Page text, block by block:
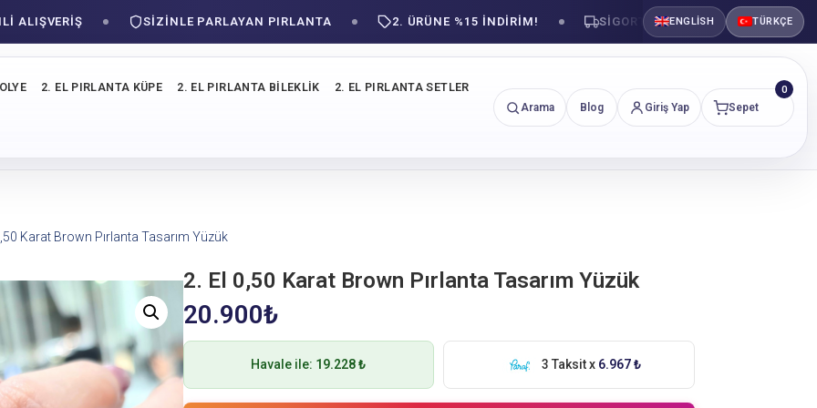
ENGLISH TÜRKÇE
SIZINLE PARLAYAN PIRLANTA 2. ÜRÜNE %15 İNDİRİM! SIGORTALI KARGO TESLIMATI
2. EL PIRLANTA KÜPE 2. EL PIRLANTA BILEKLIK 2. EL PIRLANTA SETLER
Arama Blog Giriş Yap Sepet
0
Karat Brown Pırlanta Tasarım Yüzük
2. El 0,50 Karat Brown Pırlanta Tasarım Yüzük
20.900₺
Havale ile: 19.228 ₺ 3 Taksit x 6.967 ₺